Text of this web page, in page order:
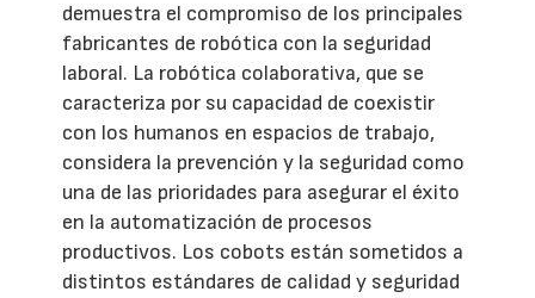
demuestra el compromiso de los principales
fabricantes de robótica con la seguridad
laboral. La robótica colaborativa, que se
caracteriza por su capacidad de coexistir
con los humanos en espacios de trabajo,
considera la prevención y la seguridad como
una de las prioridades para asegurar el éxito
en la automatización de procesos
productivos. Los cobots están sometidos a
distintos estándares de calidad y seguridad